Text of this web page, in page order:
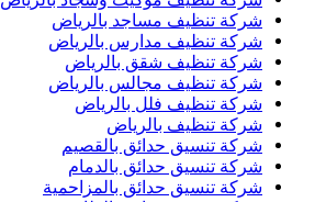
شركة تنظيف مساجد بالرياض
شركة تنظيف مدارس بالرياض
شركة تنظيف شقق بالرياض
شركة تنظيف مجالس بالرياض
شركة تنظيف فلل بالرياض
شركة تنظيف بالرياض
شركة تنسيق حدائق بالقصيم
شركة تنسيق حدائق بالدمام
شركة تنسيق حدائق بالمزاحمية